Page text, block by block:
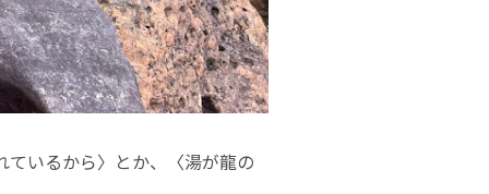
いるから〉とか、〈湯が龍の